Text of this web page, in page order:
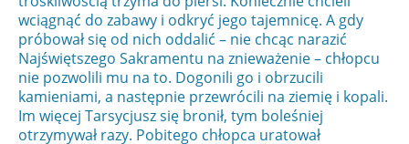
wciągnąć do zabawy i odkryć jego tajemnicę. A gdy
próbował się od nich oddalić – nie chcąc narazić
Najświętszego Sakramentu na znieważenie – chłopcu
nie pozwolili mu na to. Dogonili go i obrzucili
kamieniami, a następnie przewrócili na ziemię i kopali.
Im więcej Tarsycjusz się bronił, tym boleśniej
otrzymywał razy. Pobitego chłopca uratował